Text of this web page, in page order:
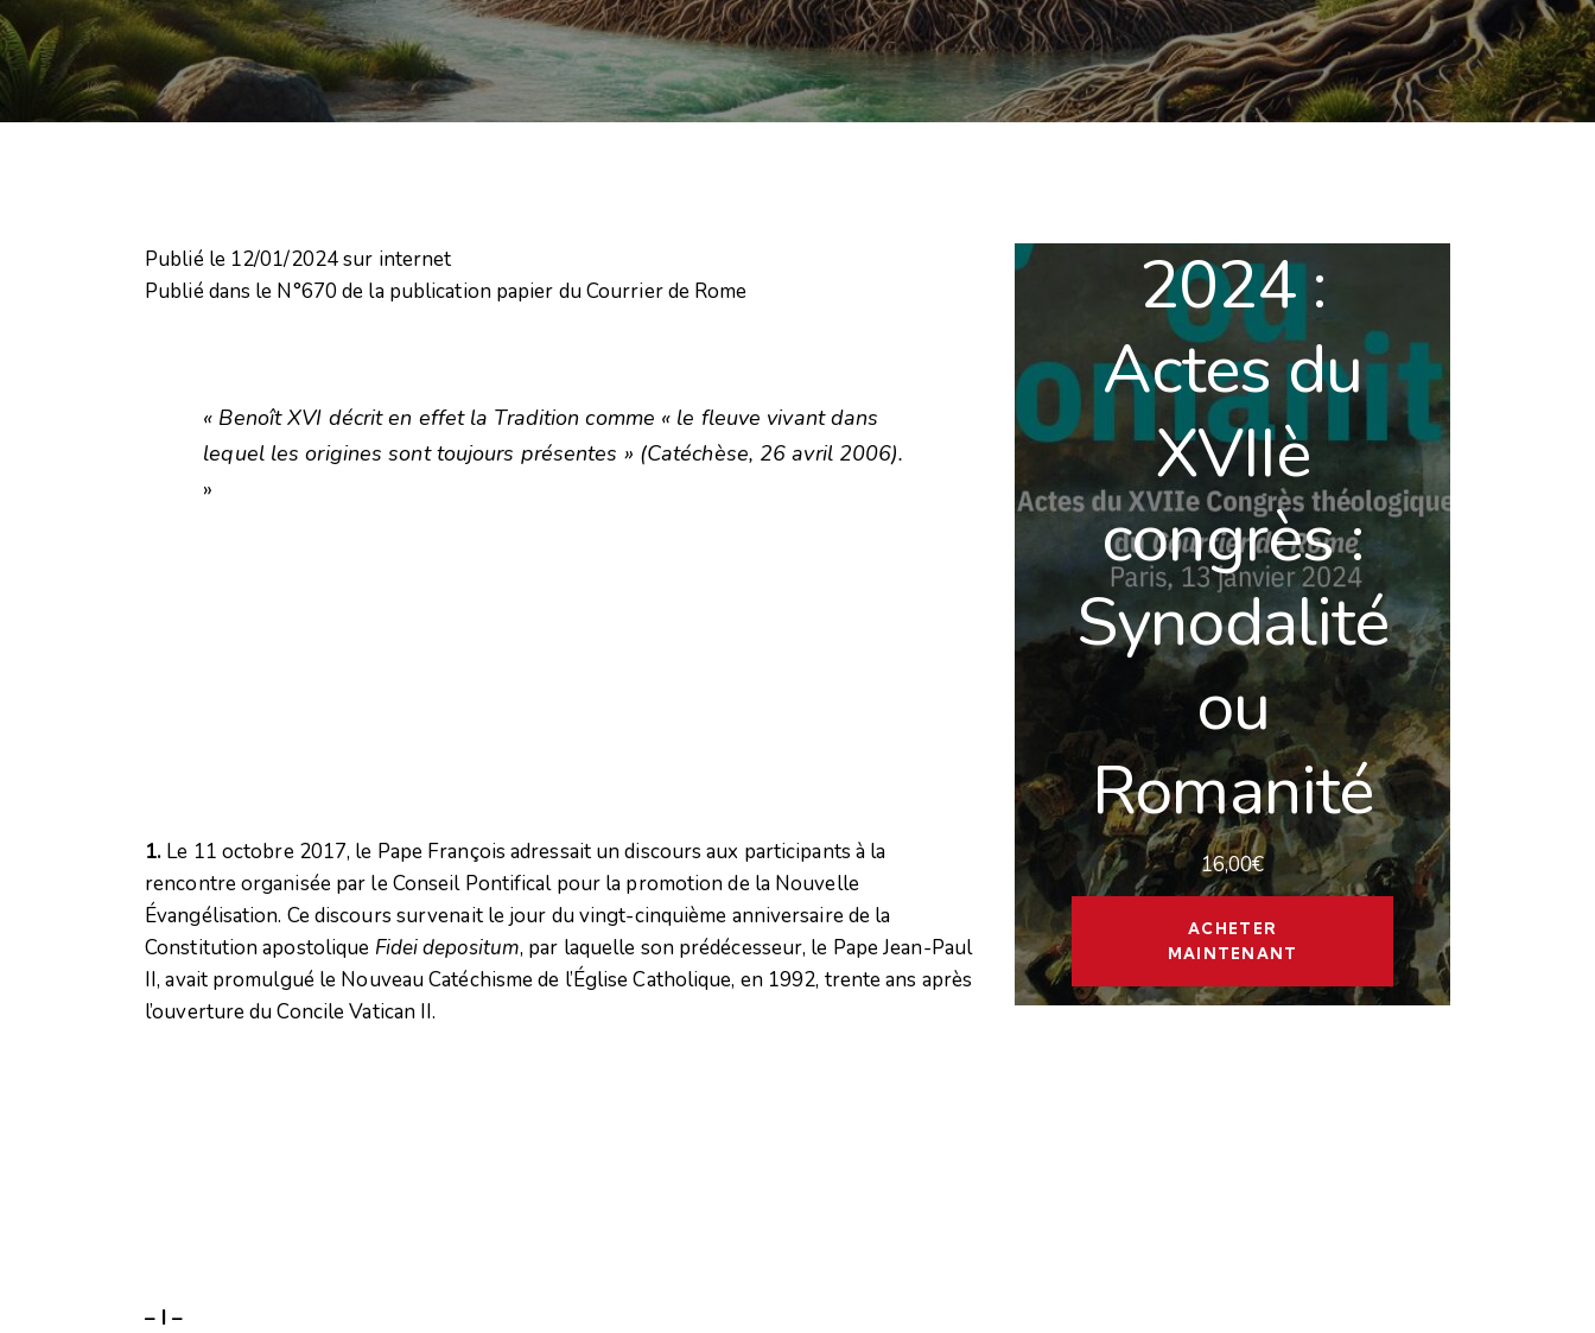
Publié le 12/01/2024 sur internet
Publié dans le N°670 de la publication papier du Courrier de Rome
« Benoît XVI décrit en effet la Tradition comme « le fleuve vivant dans
lequel les origines sont toujours présentes » (Catéchèse, 26 avril 2006).
»
1. Le 11 octobre 2017, le Pape François adressait un discours aux participants à la
rencontre organisée par le Conseil Pontifical pour la promotion de la Nouvelle
Évangélisation. Ce discours survenait le jour du vingt-cinquième anniversaire de la
Constitution apostolique Fidei depositum, par laquelle son prédécesseur, le Pape Jean-Paul
II, avait promulgué le Nouveau Catéchisme de l’Église Catholique, en 1992, trente ans après
l’ouverture du Concile Vatican II.
– I –
2024 :
Actes du
XVIIè
congrès :
Synodalité
ou
Romanité
16,00€
ACHETER
MAINTENANT